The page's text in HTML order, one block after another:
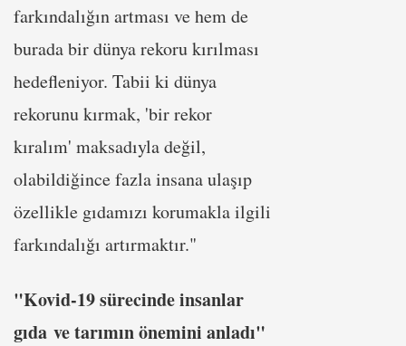
farkındalığın artması ve hem de
burada bir dünya rekoru kırılması
hedefleniyor. Tabii ki dünya
rekorunu kırmak, 'bir rekor
kıralım' maksadıyla değil,
olabildiğince fazla insana ulaşıp
özellikle gıdamızı korumakla ilgili
farkındalığı artırmaktır."
"Kovid-19 sürecinde insanlar
gıda ve tarımın önemini anladı"